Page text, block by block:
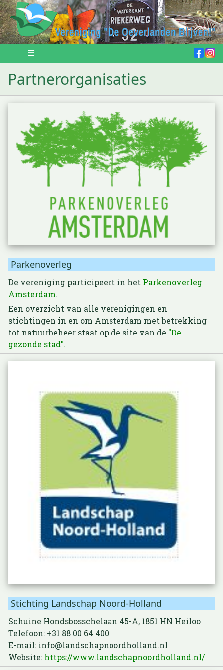
Partnerorganisaties
Parkenoverleg
De vereniging participeert in het Parkenoverleg
Amsterdam.
Een overzicht van alle verenigingen en
stichtingen in en om Amsterdam met betrekking
tot natuurbeheer staat op de site van de "De
gezonde stad".
Stichting Landschap Noord-Holland
Schuine Hondsbosschelaan 45-A, 1851 HN Heiloo
Telefoon: +31 88 00 64 400
E-mail: info@landschapnoordholland.nl
Website: https://www.landschapnoordholland.nl/